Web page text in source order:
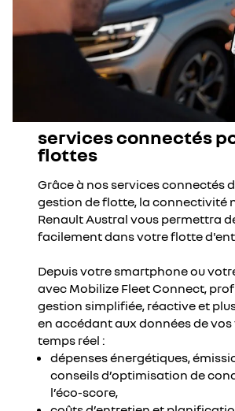
services connectés
flottes
Grâce à nos services connectés
gestion de flotte, la connectivité
Renault Austral vous permettra
facilement dans votre flotte
Depuis votre smartphone ou
avec Mobilize Fleet Connect,
gestion simplifiée, réactive et
en accédant aux données de vos
temps réel :
dépenses énergétiques,
conseils d’optimisation de
l’éco-score,